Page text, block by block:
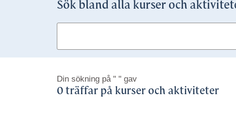
Sök bland alla kurser och
Din sökning på " " gav
0 träffar på kurser och aktiviteter